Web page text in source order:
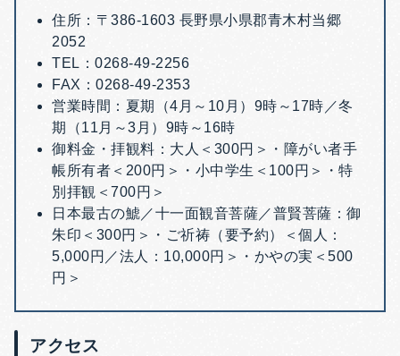
住所： 〒386-1603 長野県小県郡青木村当郷
2052
TEL：0268-49-2256
FAX：0268-49-2353
営業時間： 夏期（4月～10月）9時～17時／冬
期（11月～3月）9時～16時
御料金・ 拝観料： 大人＜ 300円＞・ 障がい者手
帳所有者＜200円＞・ 小中学生＜100円＞・ 特
別拝観＜700円＞
日本最古の鯱／十一面観音菩薩／普賢菩薩： 御
朱印＜300円＞・ ご祈祷（要予約）＜個人：
5,000円／法人： 10,000円＞・ かやの実＜500
円＞
アクセス